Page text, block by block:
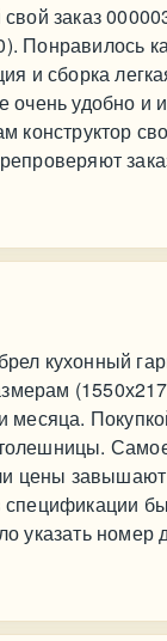
заказ
Понравилось
и сборка
очень удобно и
конструктор
кухонный
месяца.
цены завышают
указать номер